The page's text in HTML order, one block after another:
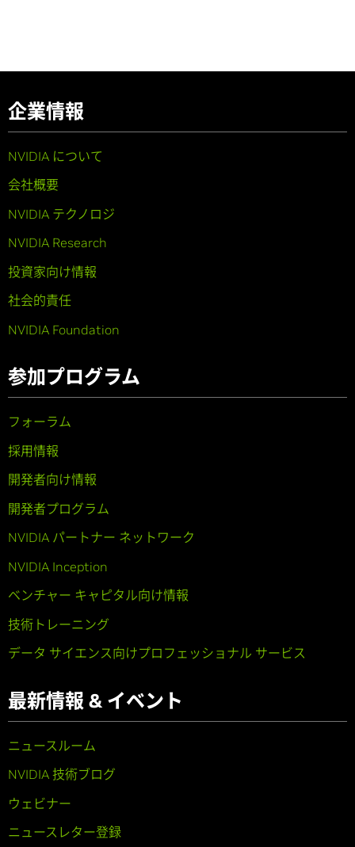
企業情報
NVIDIA について
会社概要
NVIDIA テクノロジ
NVIDIA Research
投資家向け情報
社会的責任
NVIDIA Foundation
参加プログラム
フォーラム
採用情報
開発者向け情報
開発者プログラム
NVIDIA パートナー ネットワーク
NVIDIA Inception
ベンチャー キャピタル向け情報
技術トレーニング
データ サイエンス向けプロフェッショナル サービス
最新情報 & イベント
ニュースルーム
NVIDIA 技術ブログ
ウェビナー
ニュースレター登録